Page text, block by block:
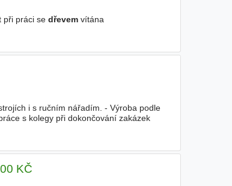
při práci se dřevemvítána
i s ručním nářadím. - Výroba podle
s kolegy při dokončování zakázek
KČ